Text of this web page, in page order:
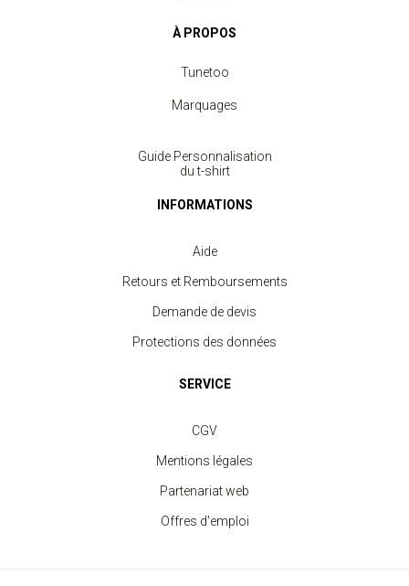
À PROPOS
Tunetoo
Marquages
Guide Personnalisation
du t-shirt
INFORMATIONS
Aide
Retours et Remboursements
Demande de devis
Protections des données
SERVICE
CGV
Mentions légales
Partenariat web
Offres d'emploi